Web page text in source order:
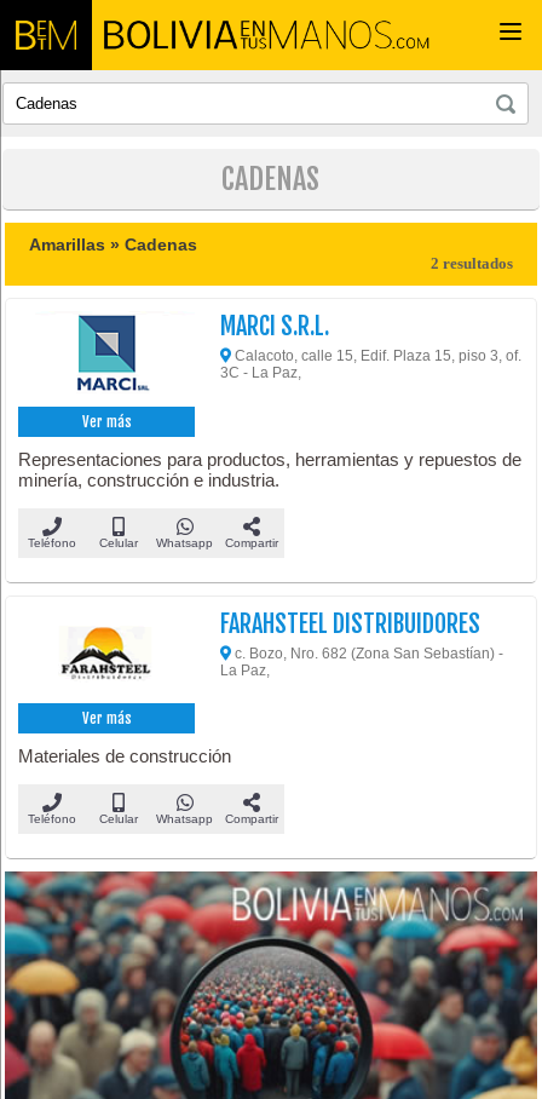
CADENAS
Amarillas »Cadenas
2 resultados
Ver más
MARCI S.R.L.
Calacoto, calle 15, Edif. Plaza 15, piso 3, of.
3C - La Paz,
Representaciones para productos, herramientas y repuestos de
minería, construcción e industria.
Teléfono Celular Whatsapp Compartir
Ver más
FARAHSTEEL DISTRIBUIDORES
c. Bozo, Nro. 682 (Zona San Sebastían) -
La Paz,
Materiales de construcción
Teléfono Celular Whatsapp Compartir